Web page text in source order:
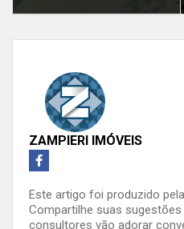
ZAMPIERI IMÓVEIS
Este artigo foi produzido
Compartilhe suas
consultores vão adorar